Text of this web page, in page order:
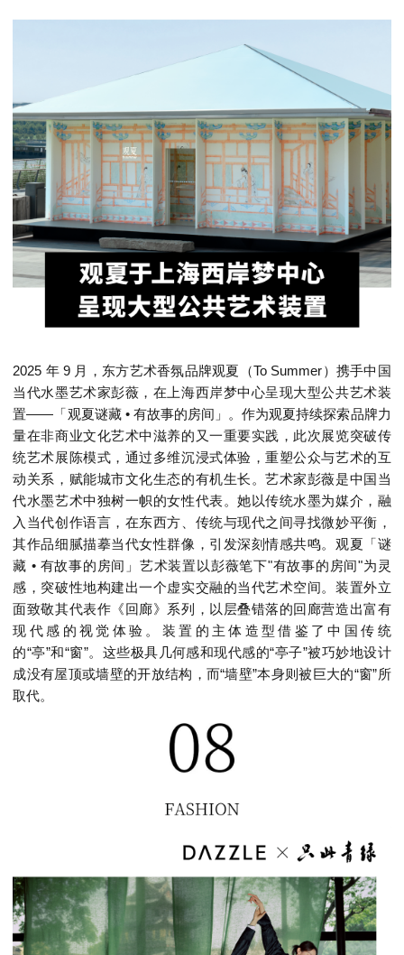
2025 年 9 月，东方艺术香氛品牌观夏（To Summer）携手中国
当代水墨艺术家彭薇，在上海西岸梦中心呈现大型公共艺术装
置——「观夏谜藏 • 有故事的房间」。作为观夏持续探索品牌力
量在非商业文化艺术中滋养的又一重要实践，此次展览突破传
统艺术展陈模式，通过多维沉浸式体验，重塑公众与艺术的互
动关系，赋能城市文化生态的有机生长。艺术家彭薇是中国当
代水墨艺术中独树一帜的女性代表。她以传统水墨为媒介，融
入当代创作语言，在东西方、传统与现代之间寻找微妙平衡，
其作品细腻描摹当代女性群像，引发深刻情感共鸣。观夏「谜
藏 • 有故事的房间」艺术装置以彭薇笔下"有故事的房间"为灵
感，突破性地构建出一个虚实交融的当代艺术空间。装置外立
面致敬其代表作《回廊》系列，以层叠错落的回廊营造出富有
现代感的视觉体验。装置的主体造型借鉴了中国传统
的“亭”和“窗”。这些极具几何感和现代感的“亭子”被巧妙地设计
成没有屋顶或墙壁的开放结构，而“墙壁”本身则被巨大的“窗”所
取代。